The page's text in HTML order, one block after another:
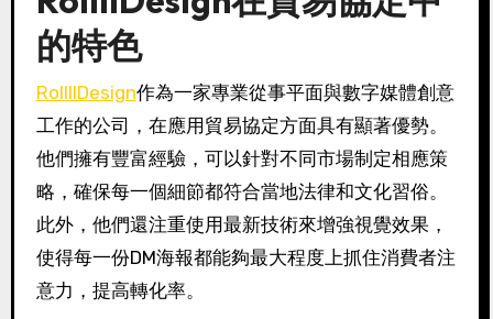
的特色
RollllDesign作為一家專業從事平面與數字媒體創意
工作的公司，在應用貿易協定方面具有顯著優勢。
他們擁有豐富經驗，可以針對不同市場制定相應策
略，確保每一個細節都符合當地法律和文化習俗。
此外，他們還注重使用最新技術來增強視覺效果，
使得每一份DM海報都能夠最大程度上抓住消費者注
意力，提高轉化率。